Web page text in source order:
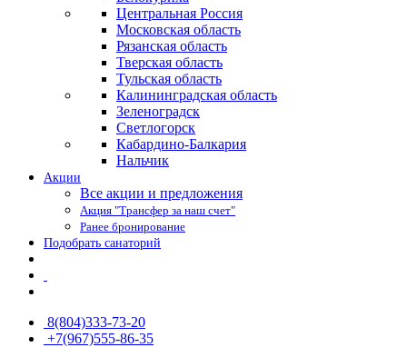
Центральная Россия
Московская область
Рязанская область
Тверская область
Тульская область
Калининградская область
Зеленоградск
Светлогорск
Кабардино-Балкария
Нальчик
Акции
Все акции и предложения
Акция "Трансфер за наш счет"
Ранее бронирование
Подобрать санаторий
8(804)333-73-20
+7(967)555-86-35